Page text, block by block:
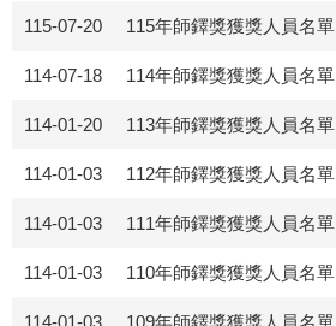
115-07-20 115年師鐸獎獲獎人員名單
114-07-18 114年師鐸獎獲獎人員名單
114-01-20 113年師鐸獎獲獎人員名單
114-01-03 112年師鐸獎獲獎人員名單
114-01-03 111年師鐸獎獲獎人員名單
114-01-03 110年師鐸獎獲獎人員名單